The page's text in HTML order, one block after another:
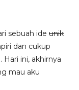
sebuah ide unik
dan cukup
ini, akhirnya
mau aku